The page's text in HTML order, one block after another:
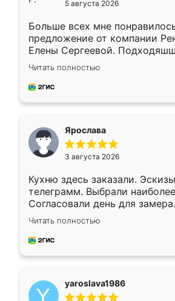
5 августа 2026
Больше всех мне
предложение от компании
Елены Сергеевой.
короткие сроки
для замера сотрудник
предложил по моему эскизу
Читать полностью
Ярослава
3 августа 2026
Кухню здесь заказали.
телеграмм. Выбрали
Согласовали день для
недели кухня была уже
довольны работой. Спасибо
мебель за качественную
Читать полностью
yaroslava1986